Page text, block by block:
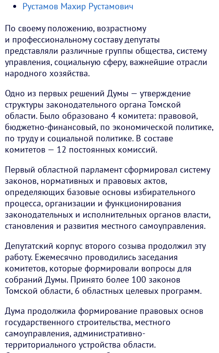
Рустамов Махир Рустамович
По своему положению, возрастному
и профессиональному составу депутаты
представляли различные группы общества, систему
управления, социальную сферу, важнейшие отрасли
народного хозяйства.
Одно из первых решений Думы — утверждение
структуры законодательного органа Томской
области. Было образовано 4 комитета: правовой,
бюджетно-финансовый, по экономической политике,
по труду и социальной политике. В составе
комитетов — 12 постоянных комиссий.
Первый областной парламент сформировал систему
законов, нормативных и правовых актов,
определяющих базовые основы избирательного
процесса, организации и функционирования
законодательных и исполнительных органов власти,
становления и развития местного самоуправления.
Депутатский корпус второго созыва продолжил эту
работу. Ежемесячно проводились заседания
комитетов, которые формировали вопросы для
собраний Думы. Принято более 100 законов
Томской области, 6 областных целевых программ.
Дума продолжила формирование правовых основ
государственного строительства, местного
самоуправления, административно-
территориального устройства области.